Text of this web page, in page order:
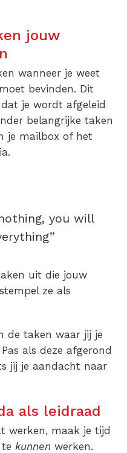
jouw
wanneer je weet
bevinden. Dit
je wordt afgeleid
belangrijke taken
je mailbox of het
you will
uit die jouw
ze als
de taken waar jij je
als deze afgerond
jij je aandacht naar
als leidraad
werken, maak je tijd
kunnen werken.